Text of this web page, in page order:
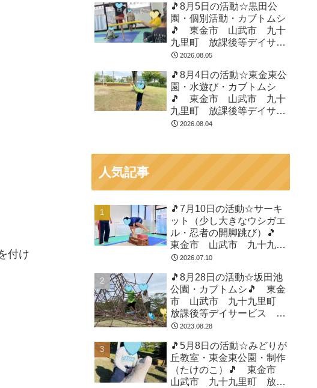
付け
🎵8月5日の活動☆黒田公
園・個別活動・カブトムシ
🎵 東金市 山武市 九十
九里町 放課後等デイサー
ビス 児童発達支援 運動
2026.08.05
🎵8月4日の活動☆東金東公
園・水遊び・カブトムシ
🎵 東金市 山武市 九十
九里町 放課後等デイサー
ビス 児童発達支援 運動
2026.08.04
人気記事
🎵7月10日の活動☆サーキ
ット（少し大きなウシガエ
ル・忍者の開脚跳び）🎵
東金市 山武市 九十九里
町 放課後等デイサービ
育 教室見学
2026.07.10
🎵8月28日の活動☆坂田池
公園・カブトムシ🎵 東金
市 山武市 九十九里町
放課後等デイサービス 児
童発達支援 運動療育 教
2023.08.28
🎵5月8日の活動☆みどりが
丘教室・東金東公園・制作
（たけのこ）🎵 東金市
山武市 九十九里町 放課